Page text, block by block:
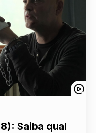
Saiba qual